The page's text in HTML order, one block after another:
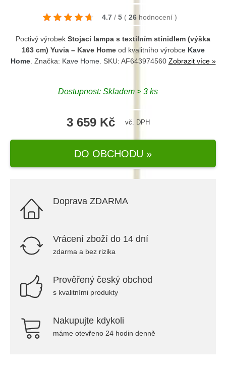
4.7 / 5 ( 26 hodnocení )
Poctivý výrobek Stojací lampa s textilním stínidlem (výška
163 cm) Yuvia – Kave Homeod kvalitního výrobce Kave
Home. Značka: Kave Home. SKU: AF643974560 Zobrazit více »
Dostupnost: Skladem > 3 ks
3 659 Kč vč. DPH
DO OBCHODU »
Doprava ZDARMA
Vrácení zboží do 14 dní
zdarma a bez rizika
Prověřený český obchod
s kvalitními produkty
Nakupujte kdykoli
máme otevřeno 24 hodin denně